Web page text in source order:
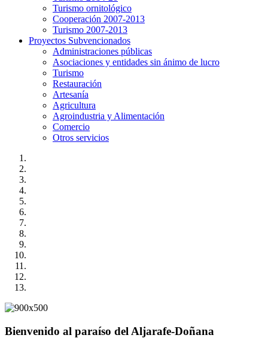
Turismo ornitológico
Cooperación 2007-2013
Turismo 2007-2013
Proyectos Subvencionados
Administraciones públicas
Asociaciones y entidades sin ánimo de lucro
Turismo
Restauración
Artesanía
Agricultura
Agroindustria y Alimentación
Comercio
Otros servicios
Bienvenido al paraíso del Aljarafe-Doñana